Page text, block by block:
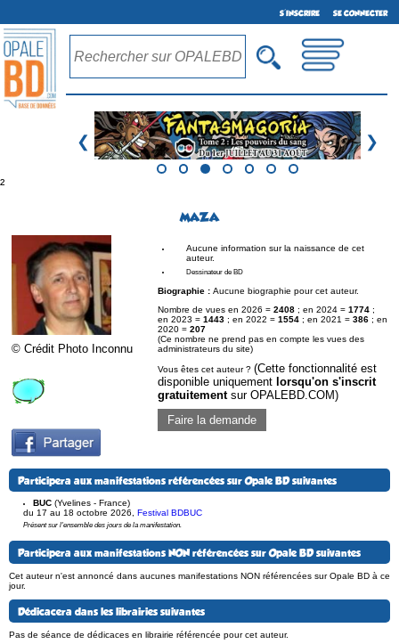
S'INSCRIRE SE CONNECTER
❮ ❯
²
MAZA
© Crédit Photo Inconnu
Aucune information sur la naissance de cet
auteur.
Dessinateur de BD
Biographie : Aucune biographie pour cet auteur.
Nombre de vues en 2026 = 2408 ; en 2024 = 1774 ;
en 2023 = 1443 ; en 2022 = 1554 ; en 2021 = 386 ; en
2020 = 207
(Ce nombre ne prend pas en compte les vues des
administrateurs du site)
Vous êtes cet auteur ? (Cette fonctionnalité est
disponible uniquement lorsqu'on s'inscrit
gratuitementsur OPALEBD.COM)
Faire la demande
Participera aux manifestations référencées sur Opale BD suivantes
BUC (Yvelines - France)
du 17 au 18 octobre 2026
Festival BDBUC
Présent sur l'ensemble des jours de la manifestation.
Participera aux manifestations NON référencées sur Opale BD suivantes
Cet auteur n'est annoncé dans aucunes manifestations NON référencées sur Opale BD à ce
jour.
Dédicacera dans les librairies suivantes
Pas de séance de dédicaces en librairie référencée pour cet auteur.